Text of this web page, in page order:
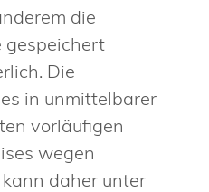
die
gespeichert
Die
in unmittelbarer
vorläufigen
wegen
daher unter